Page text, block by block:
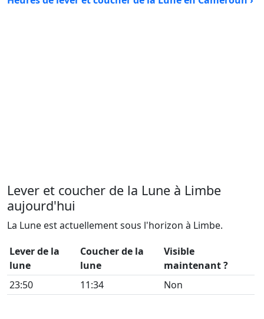
Lever et coucher de la Lune à Limbe
aujourd'hui
La Lune est actuellement sous l'horizon à Limbe.
Lever de la
lune
Coucher de la
lune
Visible
maintenant ?
23:50
11:34 Non